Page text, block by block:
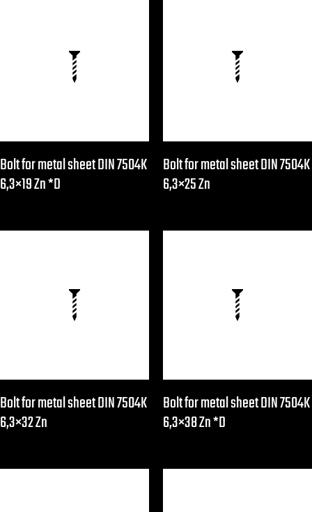
Bolt for metal sheet DIN 7504K
6,3×19 Zn *D
Bolt for metal sheet DIN 7504K
6,3×25 Zn
Bolt for metal sheet DIN 7504K
6,3×32 Zn
Bolt for metal sheet DIN 7504K
6,3×38 Zn *D